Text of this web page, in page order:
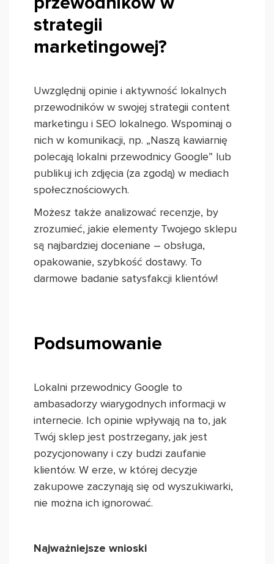
strategii
marketingowej?
Uwzględnij opinie i aktywność lokalnych
przewodników w swojej strategii content
marketingu i SEO lokalnego. Wspominaj o
nich w komunikacji, np. „Naszą kawiarnię
polecają lokalni przewodnicy Google” lub
publikuj ich zdjęcia (za zgodą) w mediach
społecznościowych.
Możesz także analizować recenzje, by
zrozumieć, jakie elementy Twojego sklepu
są najbardziej doceniane – obsługa,
opakowanie, szybkość dostawy. To
darmowe badanie satysfakcji klientów!
Podsumowanie
Lokalni przewodnicy Google to
ambasadorzy wiarygodnych informacji w
internecie. Ich opinie wpływają na to, jak
Twój sklep jest postrzegany, jak jest
pozycjonowany i czy budzi zaufanie
klientów. W erze, w której decyzje
zakupowe zaczynają się od wyszukiwarki,
nie można ich ignorować.
Najważniejsze wnioski